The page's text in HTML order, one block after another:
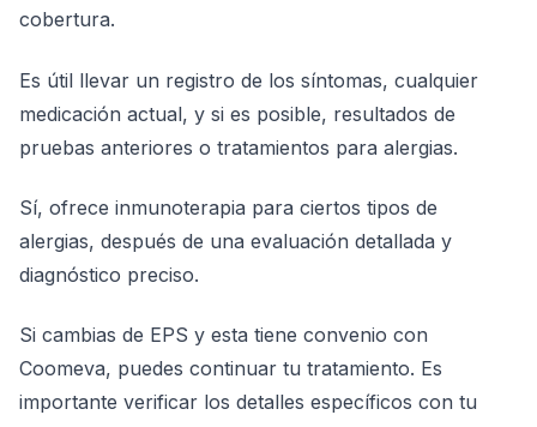
cobertura.
Es útil llevar un registro de los síntomas, cualquier
medicación actual, y si es posible, resultados de
pruebas anteriores o tratamientos para alergias.
Sí, ofrece inmunoterapia para ciertos tipos de
alergias, después de una evaluación detallada y
diagnóstico preciso.
Si cambias de EPS y esta tiene convenio con
Coomeva, puedes continuar tu tratamiento. Es
importante verificar los detalles específicos con tu